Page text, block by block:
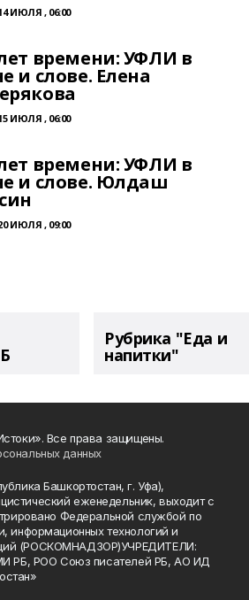
ИЮЛЯ , 06:00
времени: УФЛИ в
и слове. Елена
ИЮЛЯ , 06:00
времени: УФЛИ в
и слове. Юлдаш
ИЮЛЯ , 09:00
Рубрика "Еда и
напитки"
Все права защищены.
данных
Башкортостан, г. Уфа),
еженедельник, выходит с
Федеральной службой по
информационных технологий и
(РОСКОМНАДЗОР)УЧРЕДИТЕЛИ:
РБ, РОО Союз писателей РБ, АО ИД